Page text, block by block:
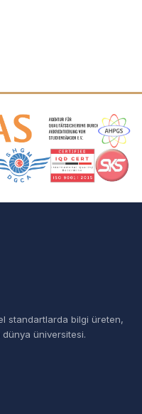
Logoları
standartlarda bilgi üreten,
üniversitesi.